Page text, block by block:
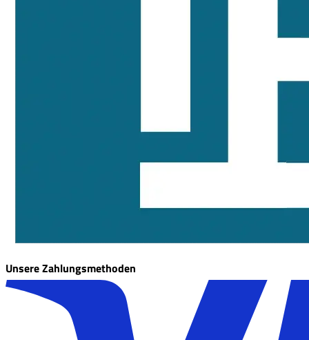
Unsere Zahlungsmethoden